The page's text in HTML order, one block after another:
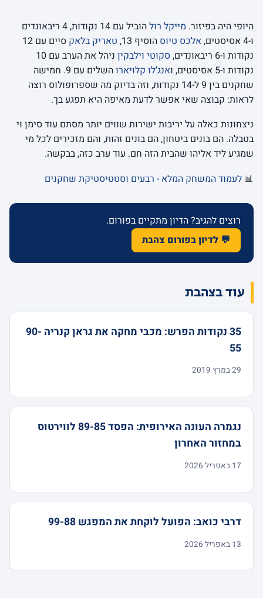
היופי היה בפיזור. מייקל רול
הוביל עם 14 נקודות, 4 ריבאונדים
ו-4 אסיסטים,
אלכס טיוס הוסיף 13, טאריק בלאק
סיים עם 12
נקודות ו-6 ריבאונדים,
סקוטי וילבקין
ניהל את הערב עם 10
נקודות ו-5 אסיסטים, ו
אנג’לו קלויארו
השלים עם 9. חמישה
שחקנים בין 9 ל-14 נקודות, וזה בדיוק מה שספרופולוס רוצה
לראות: קבוצה שאי אפשר לדעת מאיפה היא תפגע בך.
ניצחונות כאלה על יריבות ישירות שווים יותר מסתם עוד סימן וי
בטבלה. הם בונים ביטחון, הם בונים זהות, והם מזכירים לכל מי
שמגיע ליד אליהו שהבית הזה חם. עוד ערב כזה, בבקשה.
📊 לעמוד המשחק המלא - רבעים וסטטיסטיקת שחקנים
רוצים להגיב? הדיון מתקיים בפורום.
💬 לדיון בפורום צהבת
עוד בצהבת
35 נקודות הפרש: מכבי מחקה את גראן קנריה 90-
55
29 במרץ 2019
נגמרה העונה האירופית: הפסד 89-85 לווירטוס
במחזור האחרון
17 באפריל 2026
דרבי כואב: הפועל לוקחת את המפגש 99-88
13 באפריל 2026